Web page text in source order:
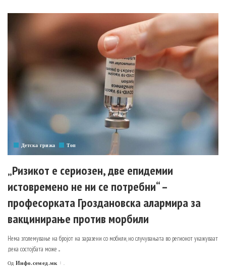
Детска грижа Топ
„Ризикот е сериозен, две епидемии
истовремено не ни се потребни“ –
професорката Гроздановска алармира за
вакцинирање против морбили
Нема зголемување на бројот на заразени со мобили, но случувањата во регионот укажуваат
дека состојбата може ...
Posted
Од Инфо.семед.мк .